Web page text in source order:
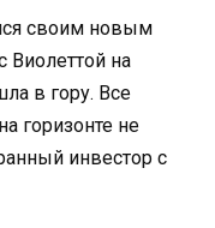
своим новым
Виолеттой на
в гору. Все
горизонте не
инвестор с